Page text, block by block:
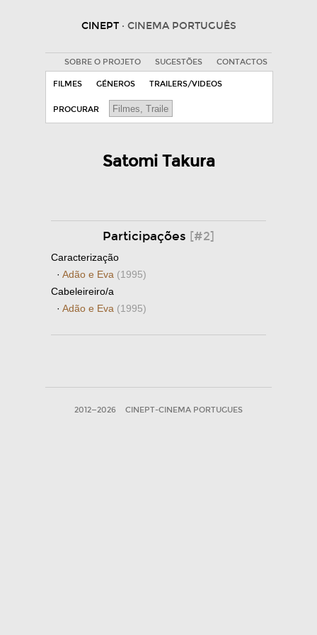
CINEPT · CINEMA PORTUGUÊS
SOBRE O PROJETO SUGESTÕES CONTACTOS
FILMES GÉNEROS TRAILERS/VIDEOS
PROCURAR
Satomi Takura
Participações [#2]
Caracterização
· Adão e Eva (1995)
Cabeleireiro/a
· Adão e Eva (1995)
2012—2026 CINEPT-CINEMA PORTUGUES